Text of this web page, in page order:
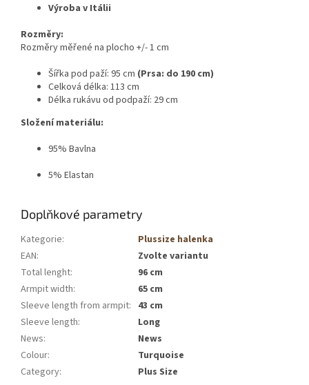
Výroba v Itálii
Rozměry:
Rozměry měřené na plocho +/- 1 cm
Šířka pod paží: 95 cm (Prsa: do 190 cm)
Celková délka: 113 cm
Délka rukávu od podpaží: 29 cm
Složení materiálu:
95% Bavlna
5% Elastan
Doplňkové parametry
Kategorie:
Plussize halenka
EAN:
Zvolte variantu
Total lenght:
96 cm
Armpit width:
65 cm
Sleeve length from armpit: 43 cm
Sleeve length:
Long
News:
News
Colour:
Turquoise
Category: Plus Size